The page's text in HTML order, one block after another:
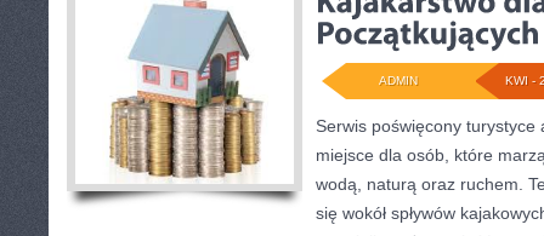
KWI -
ADMIN
Serwis poświęcony turystyce
miejsce dla osób, które
wodą, naturą oraz ruchem.
się wokół spływów